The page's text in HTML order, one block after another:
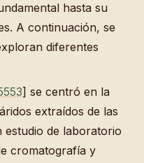
hasta su
A continuación, se
diferentes
] se centró en la
extraídos de las
estudio de laboratorio
cromatografía y